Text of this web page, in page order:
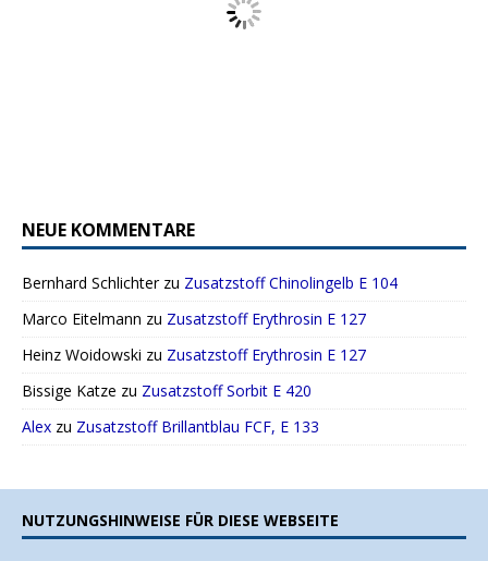
NEUE KOMMENTARE
Bernhard Schlichterzu Zusatzstoff Chinolingelb E 104
Marco Eitelmann zu Zusatzstoff Erythrosin E 127
Heinz Woidowski zu Zusatzstoff Erythrosin E 127
Bissige Katze zu Zusatzstoff Sorbit E 420
Alex zu Zusatzstoff Brillantblau FCF, E 133
NUTZUNGSHINWEISE FÜR DIESE WEBSEITE